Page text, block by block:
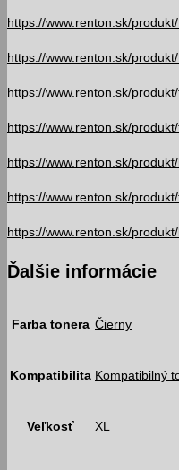
https://www.renton.sk/
https://www.renton.sk/
https://www.renton.sk/
https://www.renton.sk/
https://www.renton.sk/
https://www.renton.sk/
https://www.renton.sk/
Ďalšie informácie
Farba tonera Čierny
Kompatibilita Kompatibilný
Veľkosť XL